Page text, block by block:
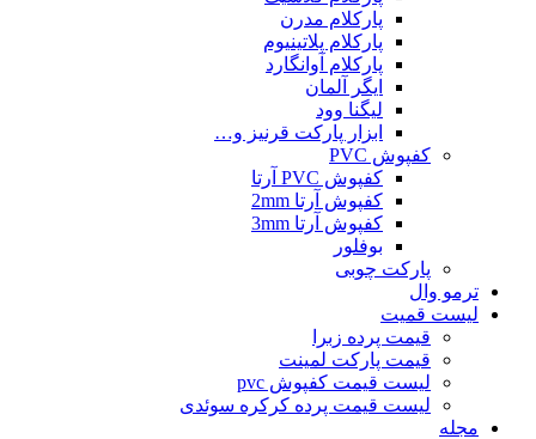
پارکلام مدرن
پارکلام پلاتینیوم
پارکلام آوانگارد
ایگر آلمان
لیگنا وود
ابزار پارکت قرنیز و…
کفپوش PVC
کفپوش PVC آرتا
کفپوش آرتا 2mm
کفپوش آرتا 3mm
بوفلور
پارکت چوبی
ترمو وال
لیست قمیت
قیمت پرده زبرا
قیمت پارکت لمینت
لیست قیمت کفپوش pvc
لیست قیمت پرده کرکره سوئدی
مجله